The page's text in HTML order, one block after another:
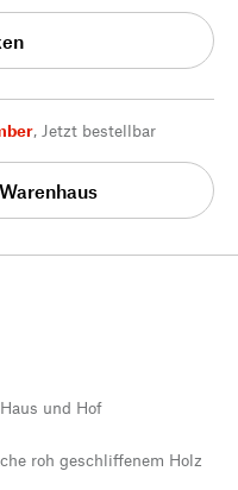
, Jetzt bestellbar
und Hof
roh geschliffenem Holz